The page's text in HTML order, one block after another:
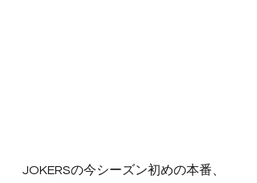
JOKERSの今シーズン初めの本番、